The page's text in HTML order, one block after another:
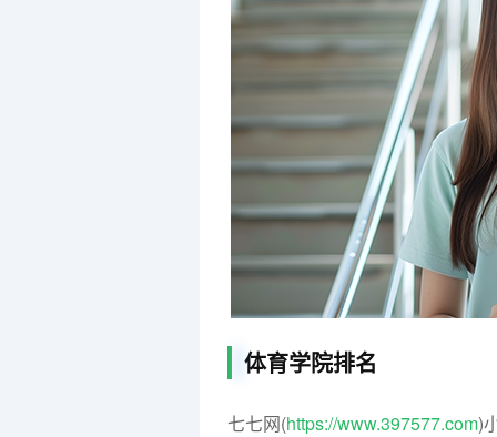
体育学院排名
七七网(https://www.397577.com)